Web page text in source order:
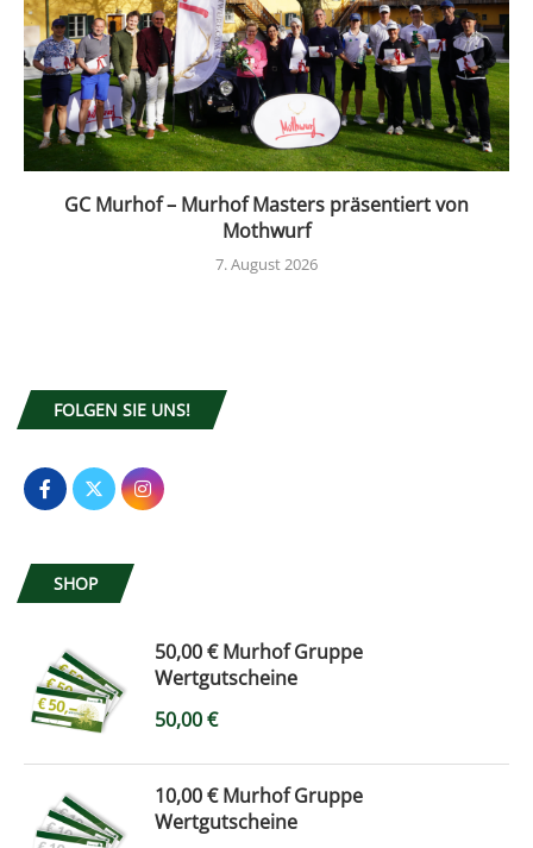
GC Murhof – Murhof Masters präsentiert von
Mothwurf
7. August 2026
FOLGEN SIE UNS!
SHOP
50,00 € Murhof Gruppe
Wertgutscheine
50,00€
10,00 € Murhof Gruppe
Wertgutscheine